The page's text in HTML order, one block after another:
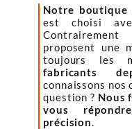
Notre boutique
est choisi
proposent une
toujours les
fabricants
connaissons nos
question ? Nous
vous
précision.